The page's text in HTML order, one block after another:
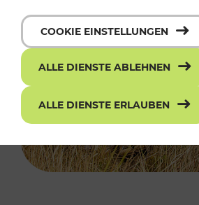
COOKIE EINSTELLUNGEN
ALLE DIENSTE ABLEHNEN
ALLE DIENSTE ERLAUBEN